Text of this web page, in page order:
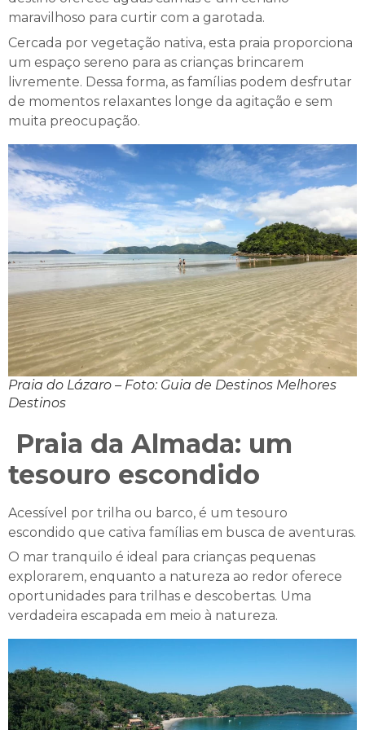
maravilhoso para curtir com a garotada.
Cercada por vegetação nativa, esta praia proporciona
um espaço sereno para as crianças brincarem
livremente. Dessa forma, as famílias podem desfrutar
de momentos relaxantes longe da agitação e sem
muita preocupação.
Praia do Lázaro – Foto: Guia de Destinos Melhores
Destinos
Praia da Almada: um
tesouro escondido
Acessível por trilha ou barco, é um tesouro
escondido que cativa famílias em busca de aventuras.
O mar tranquilo é ideal para crianças pequenas
explorarem, enquanto a natureza ao redor oferece
oportunidades para trilhas e descobertas. Uma
verdadeira escapada em meio à natureza.